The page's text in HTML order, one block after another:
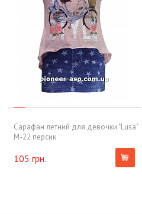
Сарафан летний для девочки "Lusa"
M-22 персик
105 грн.